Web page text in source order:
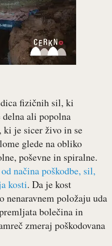
fizičnih sil, ki
ali popolna
ki je sicer živo in se
glede na obliko
poševne in spiralne.
načina poškodbe, sil,
kosti. Da je kost
nenaravnem položaju uda
bolečina in
zmeraj poškodovana